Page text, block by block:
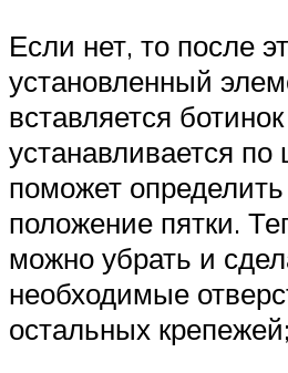
Если нет, то после
установленный
вставляется
устанавливается по
поможет
положение пятки.
можно убрать и
необходимые
остальных крепежей;